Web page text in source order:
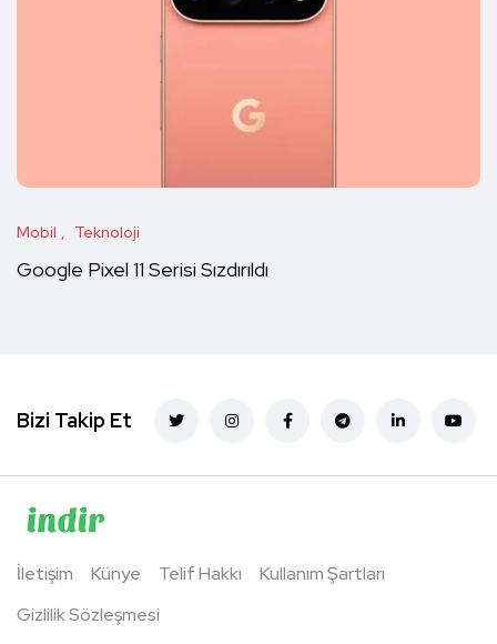
Mobil Teknoloji
Google Pixel 11 Serisi Sızdırıldı
Bizi Takip Et
İletişim Künye Telif Hakkı
Kullanım Şartları
Gizlilik Sözleşmesi